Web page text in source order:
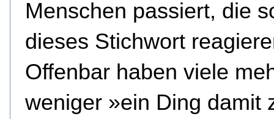
Menschen passiert, die
dieses Stichwort
Offenbar haben viele
weniger »ein Ding damit